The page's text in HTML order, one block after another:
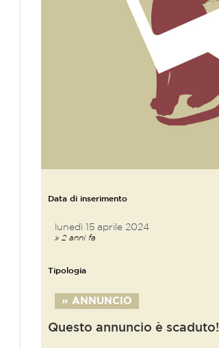
Data di inserimento
lunedì 15 aprile 2024
» 2 anni fa
Tipologia
» ANNUNCIO
Questo annuncio è scaduto!